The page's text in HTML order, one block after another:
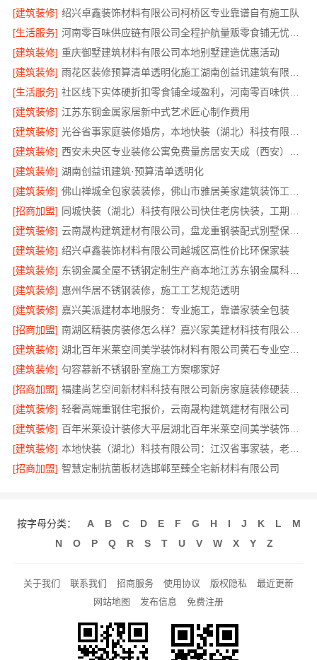
[建筑装修] 绍兴卓鑫装饰材料有限公司柯桥区专业靠谱自有施工队
[生活服务]
河南零百味供应链有限公司全程护航量贩零食铺无忧经营
[建筑装修] 重庆御墅建筑材料有限公司本地别墅建造优惠活动
[建筑装修]
[生活服务]
社区线下实体硬折扣零食铺全域盈利，河南零百味供应链有限公司
[建筑装修] 江苏东钢金属家居新中式艺术匠心制作费用
[建筑装修]
[建筑装修]
[建筑装修] 湖南创益讯建筑·预算清单透明化
[建筑装修]
[招商加盟]
[建筑装修]
云南晟构建筑建材有限公司，盘龙重钢装配式别墅保温隔热
[建筑装修] 绍兴卓鑫装饰材料有限公司越城区高性价比环保家装
[建筑装修]
东钢金属全屋不锈钢定制生产商本地江苏东钢金属科技有限公司
[建筑装修] 惠州华居不锈钢装修，施工工艺规范透明
[建筑装修] 嘉兴美派建材本地服务：专业施工，靠谱家装全包装
[招商加盟]
南湖区精装房装修怎么样？嘉兴家美建材科技有限公司详解
[建筑装修]
[建筑装修] 句容慕新不锈钢卧室施工方案哪家好
[招商加盟]
福建尚艺空间新材料科技有限公司新房家庭装修硬装施工
[建筑装修] 轻奢高端重钢住宅报价，云南晟构建筑建材有限公司
[建筑装修]
百年米莱设计装修大平层湖北百年米莱空间美学装饰材料有限公司
[建筑装修]
本地快装（湖北）科技有限公司：江汉省事家装，老房翻新快人一步
[招商加盟] 智慧定制抗菌板材选邯郸至臻全宅新材料有限公司
按字母分类： A B C D E F G H I J K L
M
N
O P Q R S T U V W X Y Z
关于我们 联系我们 招商服务 使用协议 版权隐私
最近更新
网站地图
发布信息 免费注册